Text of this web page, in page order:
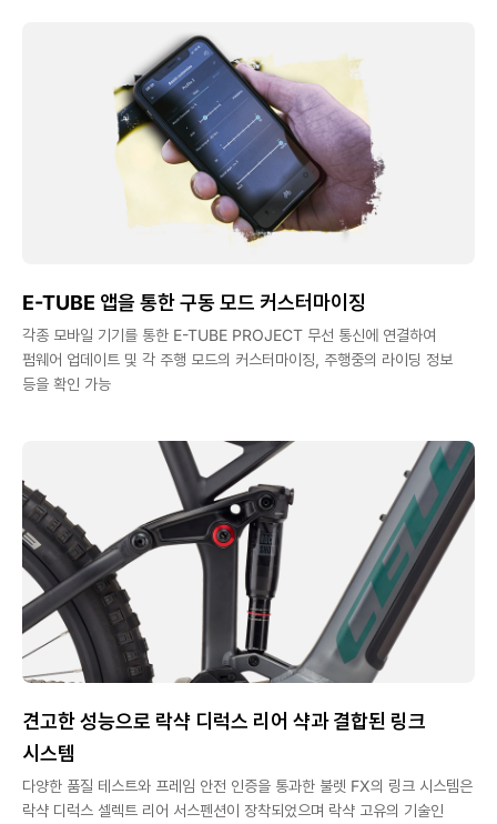
E-TUBE 앱을 통한 구동 모드 커스터마이징
각종 모바일 기기를 통한 E-TUBE PROJECT 무선 통신에 연결하여
펌웨어 업데이트 및 각 주행 모드의 커스터마이징, 주행중의 라이딩 정보
등을 확인 가능
견고한 성능으로 락샥 디럭스 리어 샥과 결합된 링크
시스템
다양한 품질 테스트와 프레임 안전 인증을 통과한 불렛 FX의 링크 시스템은
락샥 디럭스 셀렉트 리어 서스펜션이 장착되었으며 락샥 고유의 기술인